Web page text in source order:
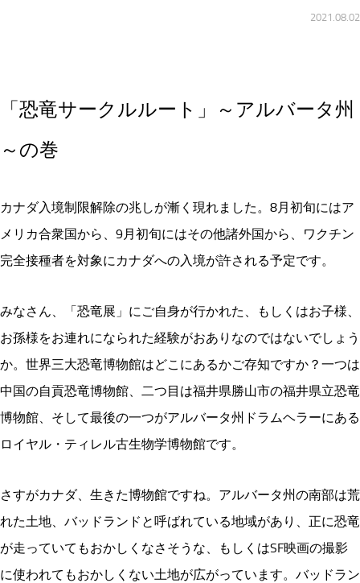
2021.08.02
「恐竜サークルルート」～アルバータ州
～の巻
カナダ入境制限解除の兆しが漸く現れました。8月初旬にはア
メリカ合衆国から、9月初旬にはその他諸外国から、ワクチン
完全接種者を対象にカナダへの入境が許される予定です。
みなさん、「恐竜展」にご自身が行かれた、もしくはお子様、
お孫様をお連れになられた経験がおありなのではないでしょう
か。世界三大恐竜博物館はどこにあるかご存知ですか？一つは
中国の自貢恐竜博物館、二つ目は福井県勝山市の福井県立恐竜
博物館、そして最後の一つがアルバータ州ドラムヘラーにある
ロイヤル・ティレル古生物学博物館です。
さすがカナダ、生きた博物館ですね。アルバータ州の南部は荒
れた土地、バッドランドと呼ばれている地域があり、正に恐竜
が走っていてもおかしくなさそうな、もしくはSF映画の撮影
に使われてもおかしくない土地が広がっています。バッドラン